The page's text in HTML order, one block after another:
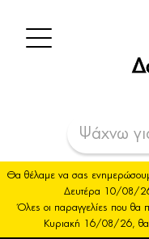
Θα θέλαμε να σας
Δευτέρα 10/08/
Όλες οι παραγγελίες που
Κυριακή 16/08/26, θα